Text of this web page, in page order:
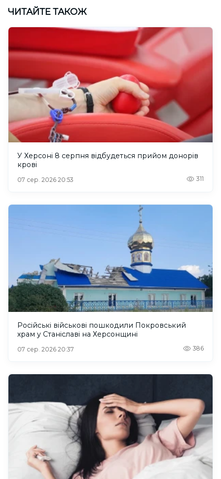
ЧИТАЙТЕ ТАКОЖ
У Херсоні 8 серпня відбудеться прийом донорів
крові
07 сер. 2026 20:53 311
Російські військові пошкодили Покровський
храм у Станіславі на Херсонщині
07 сер. 2026 20:37 386